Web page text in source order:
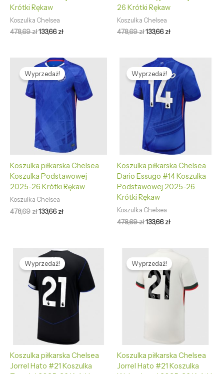
Krótki Rękaw
Koszulka Chelsea
478,69zł133,66zł
26 Krótki Rękaw
Koszulka Chelsea
478,69zł133,66zł
Wyprzedaż!
Koszulka piłkarska Chelsea
Koszulka Podstawowej
2025-26 Krótki Rękaw
Koszulka Chelsea
478,69zł
Pierwotna
cena
wynosiła:
133,66zł
Aktualna
cena
wynosi:
133,66 zł.
Wyprzedaż!
Koszulka piłkarska Chelsea
Dario Essugo #14 Koszulka
Podstawowej 2025-26
Krótki Rękaw
Koszulka Chelsea
478,69zł
Pierwotna
cena
wynosiła:
478,69 zł.
133,66zł
Aktualna
cena
wynosi:
133,66 zł.
Wyprzedaż!
Koszulka piłkarska Chelsea
Jorrel Hato #21 Koszulka
Pierwotna
cena
wynosiła:
478,69 zł.
Aktualna
cena
wynosi:
133,66 zł.
Wyprzedaż!
Koszulka piłkarska Chelsea
Jorrel Hato #21 Koszulka
cena
wynosiła:
478,69 zł.
cena
wynosi:
133,66 zł.